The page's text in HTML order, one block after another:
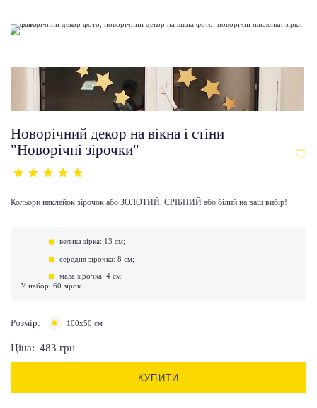
Новорічний декор на вікна і стіни
"Новорічні зірочки"
Кольори наклейок зірочок або ЗОЛОТИЙ, СРІБНИЙ або білий на ваш вибір!
велика зірка: 13 см;
середня зірочка: 8 см;
мала зірочка: 4 см.
У наборі 60 зірок.
Розмір: 100х50 см
Ціна: 483 грн
КУПИТИ